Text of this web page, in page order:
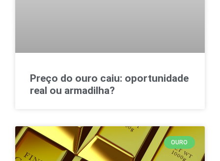
Preço do ouro caiu: oportunidade
real ou armadilha?
OURO